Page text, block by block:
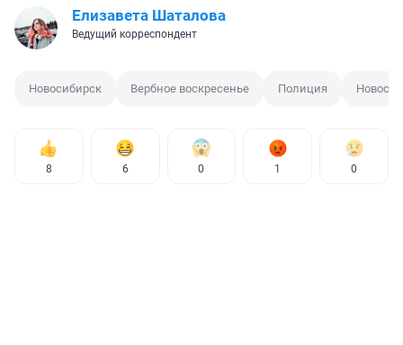
Елизавета Шаталова
Ведущий корреспондент
Новосибирск Вербное воскресенье Полиция
8 6 0 1 0